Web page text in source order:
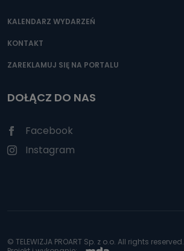
KALENDARZ WYDARZEŃ
KONTAKT
ZAREKLAMUJ SIĘ NA PORTALU
DOŁĄCZ DO NAS
Facebook
Instagram
© TELEWIZJA PROART Sp. z o.o. All rights reserved.